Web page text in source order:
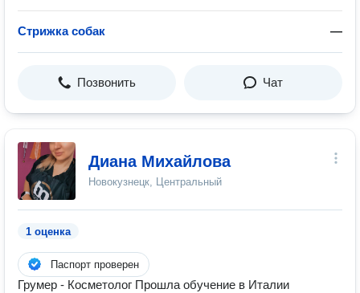
Стрижка собак —
Позвонить Чат
Диана Михайлова
Новокузнецк, Центральный
1 оценка
Паспорт проверен
Грумер - Косметолог Прошла обучение в Италии